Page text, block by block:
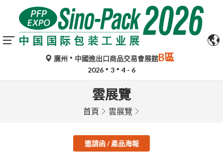
廣州 中國進出口商品交易會展館B區
2026 3 4 - 6
雲展覽
首頁 雲展覽
邀請函 / 產品海報